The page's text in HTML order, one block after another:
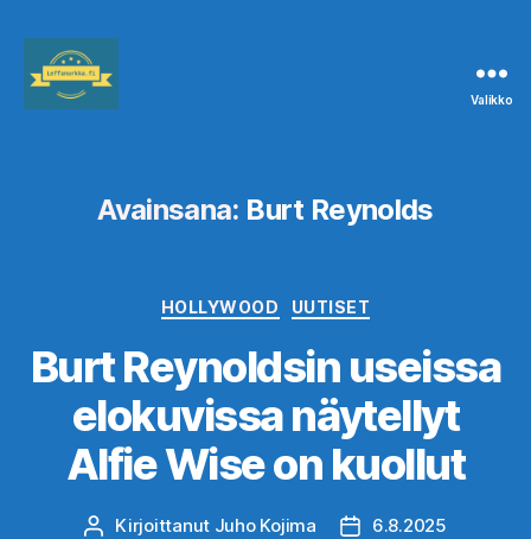
Valikko
Avainsana: Burt Reynolds
Kategoriat
HOLLYWOOD UUTISET
Burt Reynoldsin useissa
elokuvissa näytellyt
Alfie Wise on kuollut
Kirjoittaja
Kirjoittanut Juho Kojima Julkaisupäivämäärä
6.8.2025